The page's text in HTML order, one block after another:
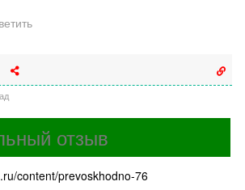
отзыв
content/prevoskhodno-76